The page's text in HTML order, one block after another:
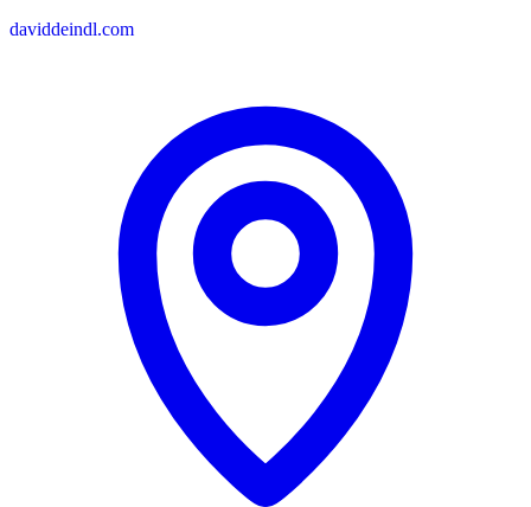
daviddeindl.com